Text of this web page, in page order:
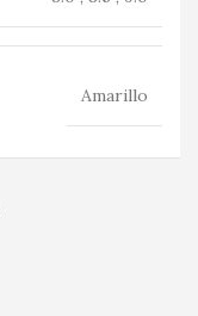
Amarillo